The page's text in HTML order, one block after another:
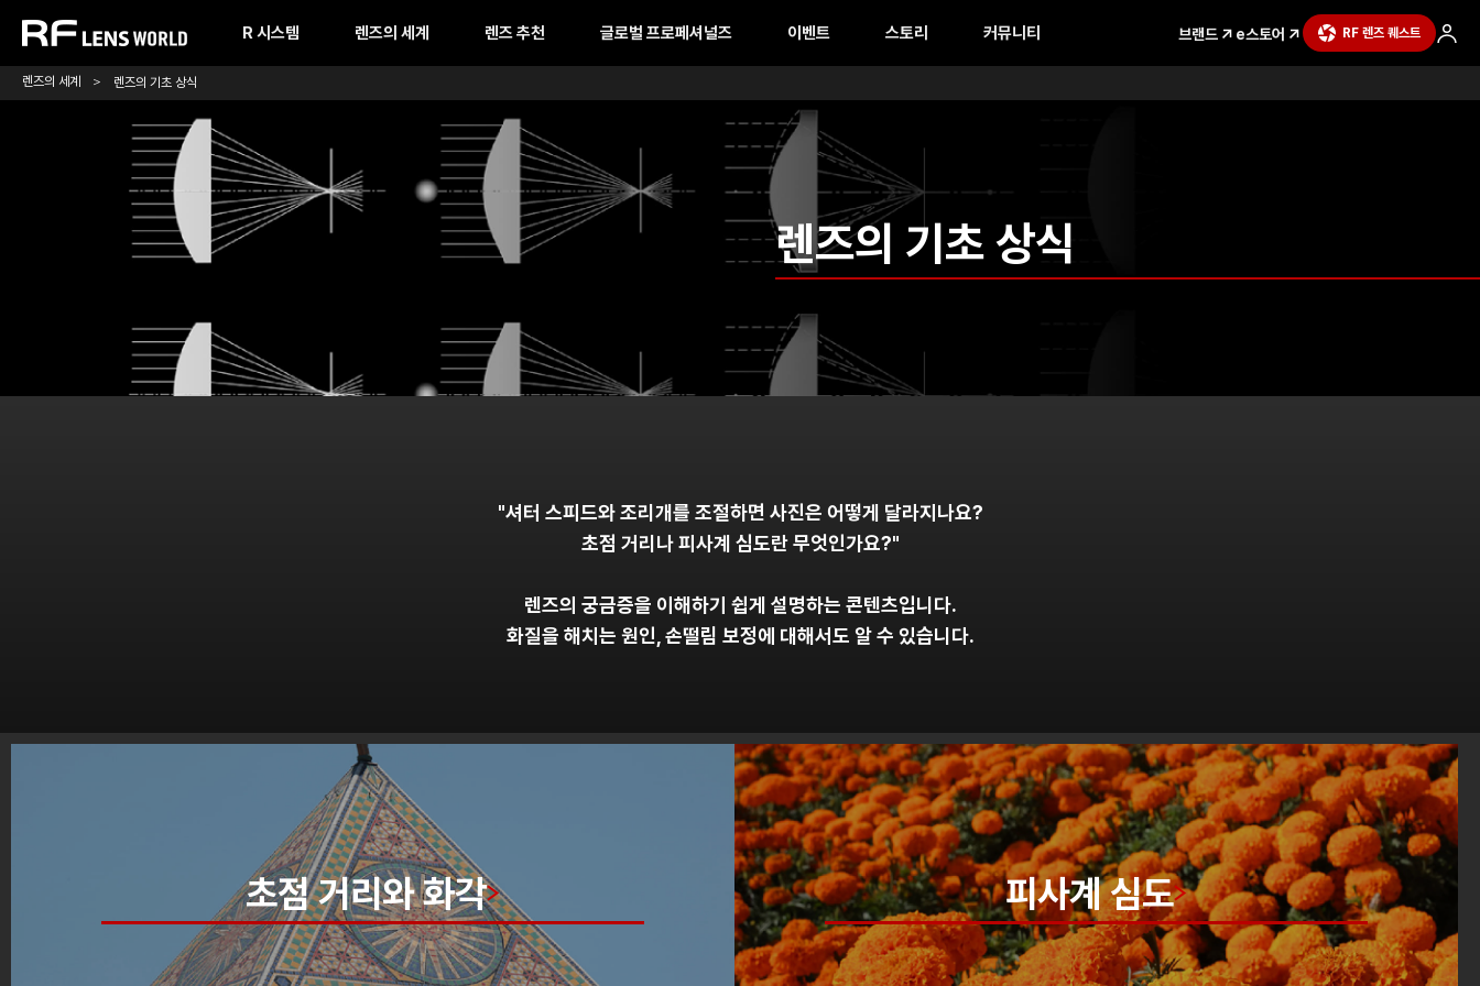
로
R 시스템 렌즈의 세계 렌즈 추천 글로벌 프로페셔널즈 이벤트 스토리 커뮤니티 브랜드 e스토어 RF 렌즈 퀘스트
렌즈의 세계 렌즈의 기초 상식
렌즈의 기초 상식
"셔터 스피드와 조리개를 조절하면 사진은 어떻게 달라지나요?
초점 거리나 피사계 심도란 무엇인가요?"
렌즈의 궁금증을 이해하기 쉽게 설명하는 콘텐츠입니다.
화질을 해치는 원인, 손떨림 보정에 대해서도 알 수 있습니다.
초점 거리와 화각 피사계 심도